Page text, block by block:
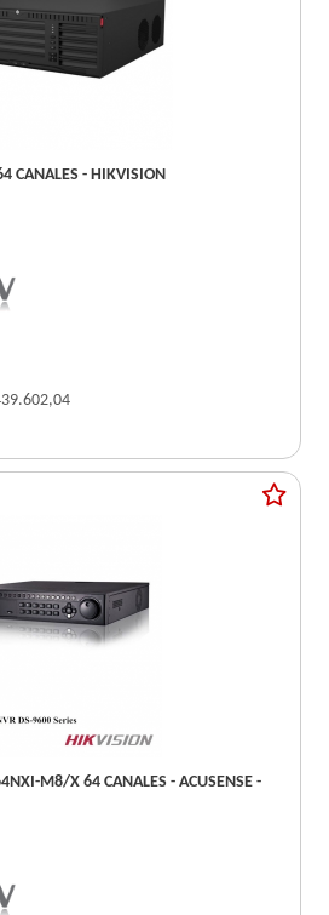
CANALES - HIKVISION
HIKVISION NVR IDS-9664NXI-M8/X 64 CANALES - ACUSENSE -